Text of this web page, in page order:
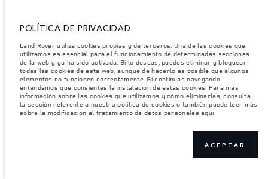
8.4. Los Competidores Locales se comprometen
expresamente a suscribir cualesquiera autorizaciones o
documentos adicionales que le fuesen requeridos por el
Organizador en relación con la cesión de los derechos
de propiedad intelectual sobre el Contenido Generado
por el Usuario y la autorización para el uso de su imagen.
8.5. El Organizador no será responsable de cualquier
incumplimiento de cualquier norma o cualquier infracción
POLÍTICA DE PRIVACIDAD
Land Rover utiliza cookies propias y de terceros. Una de las cookies que
utilizamos es esencial para el funcionamiento de determinadas secciones
de la web y ya ha sido activada. Si lo deseas, puedes eliminar y bloquear
todas las cookies de esta web, aunque de hacerlo es posible que algunos
elementos no funcionen correctamente. Si continuas navegando
entendemos que consientes la instalación de estas cookies. Para más
información sobre las cookies que utilizamos y cómo eliminarlas, consulta
la sección referente a nuestra política de cookies o también puede leer más
sobre la modificación al tratamiento de datos personales aquí
ACEPTAR